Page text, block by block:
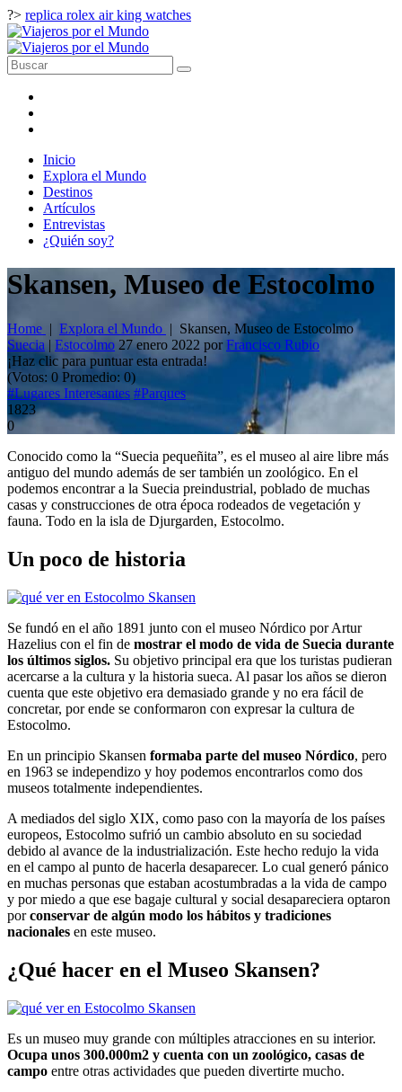
?> replica rolex air king watches
Inicio
Explora el Mundo
Destinos
Artículos
Entrevistas
¿Quién soy?
Skansen, Museo de Estocolmo
Home | Explora el Mundo | Skansen, Museo de Estocolmo
Suecia | Estocolmo 27 enero 2022 porFrancisco Rubio
¡Haz clic para puntuar esta entrada!
(Votos: 0 Promedio: 0)
#Lugares Interesantes #Parques
1823
0
Conocido como la “Suecia pequeñita”, es el museo al aire libre más
antiguo del mundo además de ser también un zoológico. En el
podemos encontrar a la Suecia preindustrial, poblado de muchas
casas y construcciones de otra época rodeados de vegetación y
fauna. Todo en la isla de Djurgarden, Estocolmo.
Un poco de historia
Se fundó en el año 1891 junto con el museo Nórdico por Artur
Hazelius con el fin de mostrar el modo de vida de Suecia durante
los últimos siglos. Su objetivo principal era que los turistas pudieran
acercarse a la cultura y la historia sueca. Al pasar los años se dieron
cuenta que este objetivo era demasiado grande y no era fácil de
concretar, por ende se conformaron con expresar la cultura de
Estocolmo.
En un principio Skansen formaba parte del museo Nórdico, pero
en 1963 se independizo y hoy podemos encontrarlos como dos
museos totalmente independientes.
A mediados del siglo XIX, como paso con la mayoría de los países
europeos, Estocolmo sufrió un cambio absoluto en su sociedad
debido al avance de la industrialización. Este hecho redujo la vida
en el campo al punto de hacerla desaparecer. Lo cual generó pánico
en muchas personas que estaban acostumbradas a la vida de campo
y por miedo a que ese bagaje cultural y social desapareciera optaron
porconservar de algún modo los hábitos y tradiciones
nacionales en este museo.
¿Qué hacer en el Museo Skansen?
Es un museo muy grande con múltiples atracciones en su interior.
Ocupa unos 300.000m2 y cuenta con un zoológico, casas de
campo entre otras actividades que pueden divertirte mucho.